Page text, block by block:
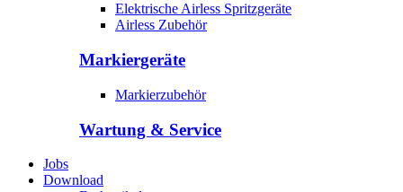
Elektrische Airless Spritzgeräte
Airless Zubehör
Markiergeräte
Markierzubehör
Wartung & Service
Jobs
Download